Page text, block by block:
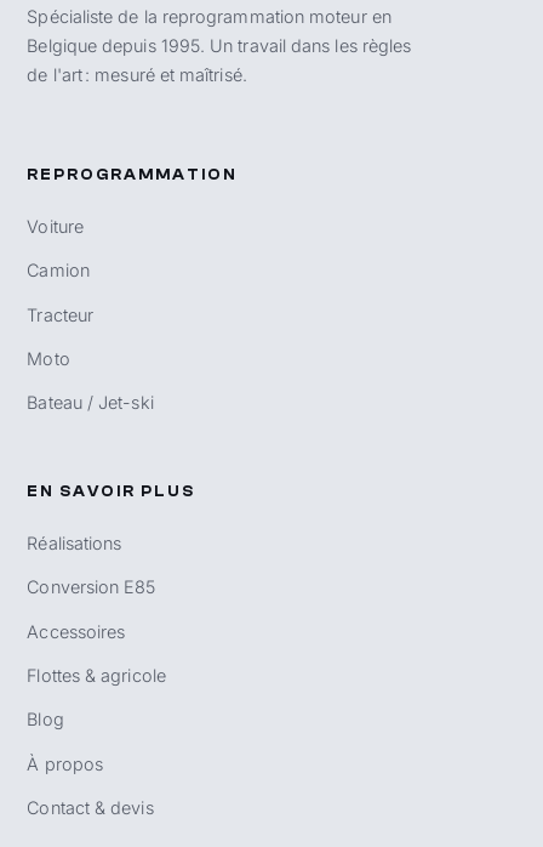
Spécialiste de la reprogrammation moteur en
Belgique depuis 1995. Un travail dans les règles
de l'art : mesuré et maîtrisé.
REPROGRAMMATION
Voiture
Camion
Tracteur
Moto
Bateau / Jet-ski
EN SAVOIR PLUS
Réalisations
Conversion E85
Accessoires
Flottes & agricole
Blog
À propos
Contact & devis